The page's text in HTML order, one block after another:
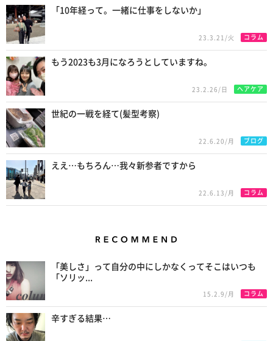
「10年経って。一緒に仕事をしないか」
23.3.21/火 コラム
もう2023も3月になろうとしていますね。
23.2.26/日 ヘアケア
世紀の一戦を経て(髪型考察)
22.6.20/月 ブログ
ええ…もちろん…我々新参者ですから
22.6.13/月 コラム
「美しさ」って自分の中にしかなくってそこはいつも
「ソリッ...
15.2.9/月 コラム
辛すぎる結果…